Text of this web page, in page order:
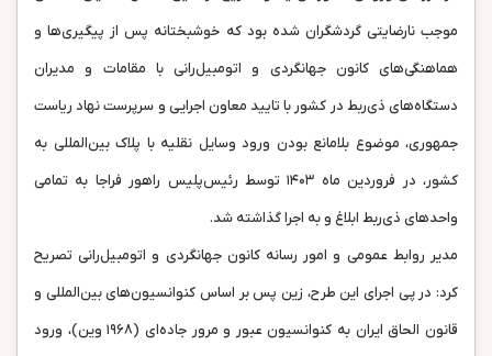
موجب نارضایتی گردشگران شده بود که خوشبختانه پس از پیگیری‌ها و
هماهنگی‌های کانون جهانگردی و اتومبیل‌رانی با مقامات و مدیران
دستگاه‌های ذی‌ربط در کشور با تایید معاون اجرایی و سرپرست نهاد ریاست
جمهوری، موضوع بلامانع بودن ورود وسایل نقلیه با پلاک بین‌‏المللی به
کشور، در فروردین ماه ۱۴۰۳ توسط رئیس‌پلیس راهور فراجا به تمامی
واحدهای ذی‌ربط ابلاغ و به اجرا گذاشته شد.
مدیر روابط عمومی و امور رسانه کانون جهانگردی و اتومبیل‌رانی تصریح
کرد: در پی اجرای این طرح، زین پس بر اساس کنوانسیون‌های بین‌المللی و
قانون الحاق ایران به‏ کنوانسیون عبور و مرور جاده‌‏ای (۱۹۶۸ وین)، ورود